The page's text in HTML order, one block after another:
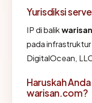
Yurisdiksi
IP di balik
pada
DigitalOcean,
Haruskah
warisan.com?